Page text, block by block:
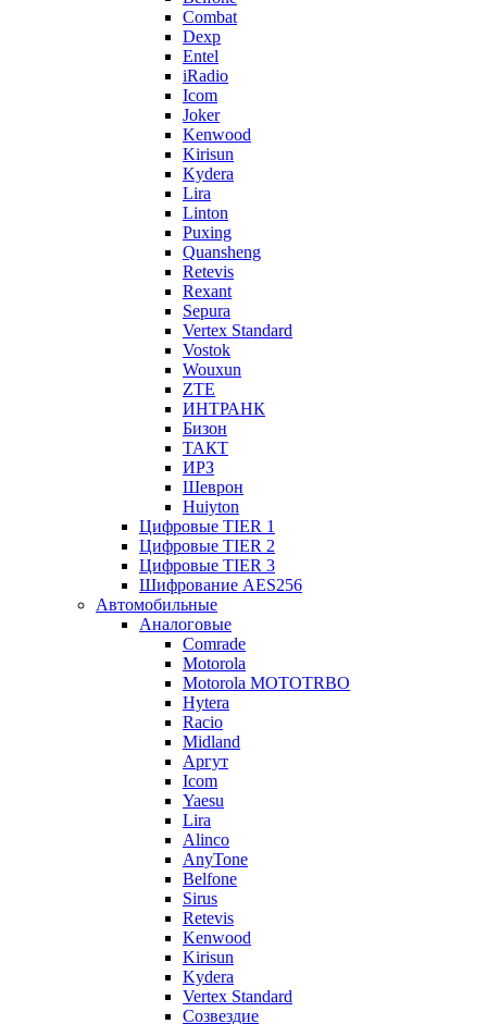
Combat
Dexp
Entel
iRadio
Icom
Joker
Kenwood
Kirisun
Kydera
Lira
Linton
Puxing
Quansheng
Retevis
Rexant
Sepura
Vertex Standard
Vostok
Wouxun
ZTE
ИНТРАНК
Бизон
ТАКТ
ИРЗ
Шеврон
Huiyton
Цифровые TIER 1
Цифровые TIER 2
Цифровые TIER 3
Шифрование AES256
Автомобильные
Аналоговые
Comrade
Motorola
Motorola MOTOTRBO
Hytera
Racio
Midland
Аргут
Icom
Yaesu
Lira
Alinco
AnyTone
Belfone
Sirus
Retevis
Kenwood
Kirisun
Kydera
Vertex Standard
Созвездие